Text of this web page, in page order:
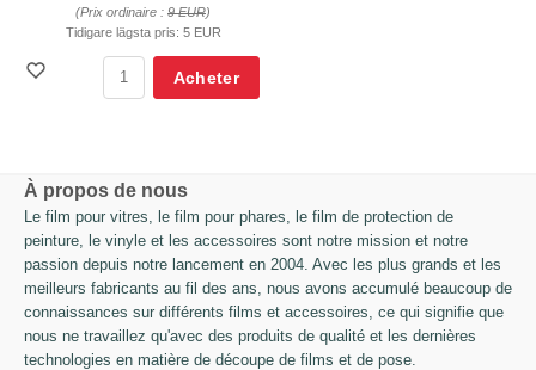
(Prix ordinaire : 9 EUR)
Tidigare lägsta pris: 5 EUR
Acheter
À propos de nous
Le film pour vitres, le film pour phares, le film de protection de
peinture, le vinyle et les accessoires sont notre mission et notre
passion depuis notre lancement en 2004. Avec les plus grands et les
meilleurs fabricants au fil des ans, nous avons accumulé beaucoup de
connaissances sur différents films et accessoires, ce qui signifie que
nous ne travaillez qu'avec des produits de qualité et les dernières
technologies en matière de découpe de films et de pose.